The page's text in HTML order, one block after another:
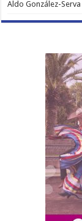
Aldo González-Serva